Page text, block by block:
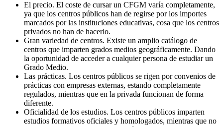
El precio. El coste de cursar un CFGM varía completamente,
ya que los centros públicos han de regirse por los importes
marcados por las instituciones educativas, cosa que los centros
privados no han de hacerlo.
Gran variedad de centros. Existe un amplio catálogo de
centros que imparten grados medios geográficamente. Dando
la oportunidad de acceder a cualquier persona de estudiar un
Grado Medio.
Las prácticas. Los centros públicos se rigen por convenios de
prácticas con empresas externas, estando completamente
regulados, mientras que en la privada funcionan de forma
diferente.
Oficialidad de los estudios. Los centros públicos imparten
estudios formativos oficiales y homologados, mientras que no